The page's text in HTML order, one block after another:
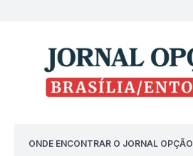
ONDE ENCONTRAR O JORNAL OPÇÃO